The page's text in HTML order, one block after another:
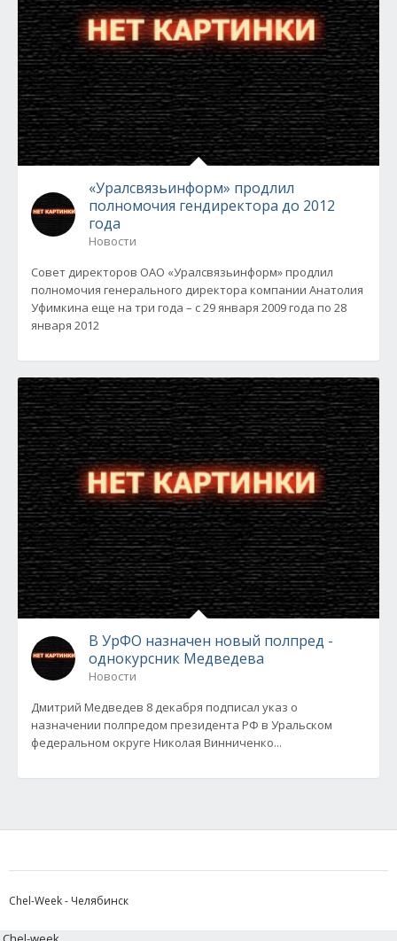
«Уралсвязьинформ» продлил
полномочия гендиректора до 2012
года
Новости
Совет директоров ОАО «Уралсвязьинформ» продлил
полномочия генерального директора компании Анатолия
Уфимкина еще на три года – с 29 января 2009 года по 28
января 2012
В УрФО назначен новый полпред -
однокурсник Медведева
Новости
Дмитрий Медведев 8 декабря подписал указ о
назначении полпредом президента РФ в Уральском
федеральном округе Николая Винниченко...
Chel-Week - Челябинск